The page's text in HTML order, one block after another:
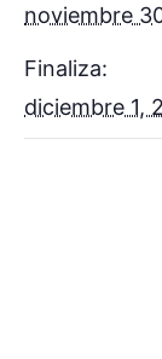
noviembre
Finaliza:
diciembre 1,